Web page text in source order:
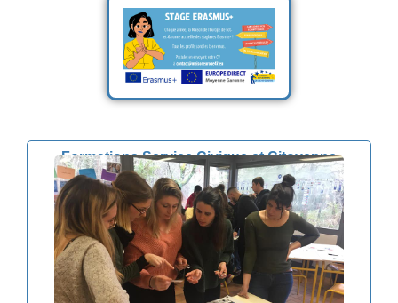
Formations Service Civique et Citoyenne